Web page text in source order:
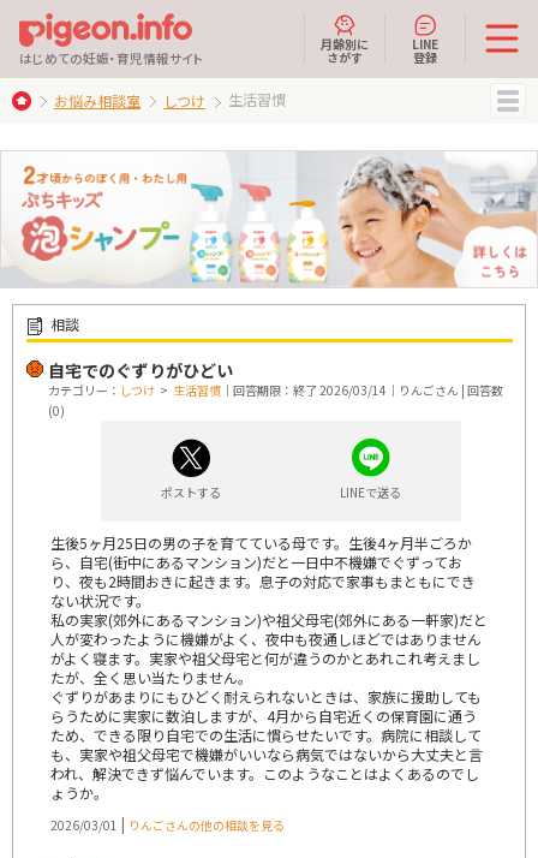
はじめての妊娠・育児情報サイト
月齢別に
さがす
LINE
登録
お悩み相談室 しつけ 生活習慣
相談
自宅でのぐずりがひどい
カテゴリー： しつけ > 生活習慣 ｜回答期限：終了 2026/03/14｜りんごさん | 回答数
(0)
ポストする LINEで送る
生後5ヶ月25日の男の子を育てている母です。生後4ヶ月半ごろか
ら、自宅(街中にあるマンション)だと一日中不機嫌でぐずってお
り、夜も2時間おきに起きます。息子の対応で家事もまともにでき
ない状況です。
私の実家(郊外にあるマンション)や祖父母宅(郊外にある一軒家)だと
人が変わったように機嫌がよく、夜中も夜通しほどではありません
がよく寝ます。実家や祖父母宅と何が違うのかとあれこれ考えまし
たが、全く思い当たりません。
ぐずりがあまりにもひどく耐えられないときは、家族に援助しても
らうために実家に数泊しますが、4月から自宅近くの保育園に通う
ため、できる限り自宅での生活に慣らせたいです。病院に相談して
も、実家や祖父母宅で機嫌がいいなら病気ではないから大丈夫と言
われ、解決できず悩んでいます。このようなことはよくあるのでし
ょうか。
2026/03/01 | りんごさんの他の相談を見る